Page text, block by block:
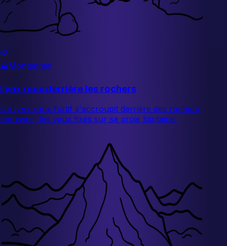
🌿
⛰️Montagnes
Lynx roux derrière les rochers
Un lynx roux furtif s'accroupit derrière des rochers
moussus, les yeux fixés sur sa proie lointaine.